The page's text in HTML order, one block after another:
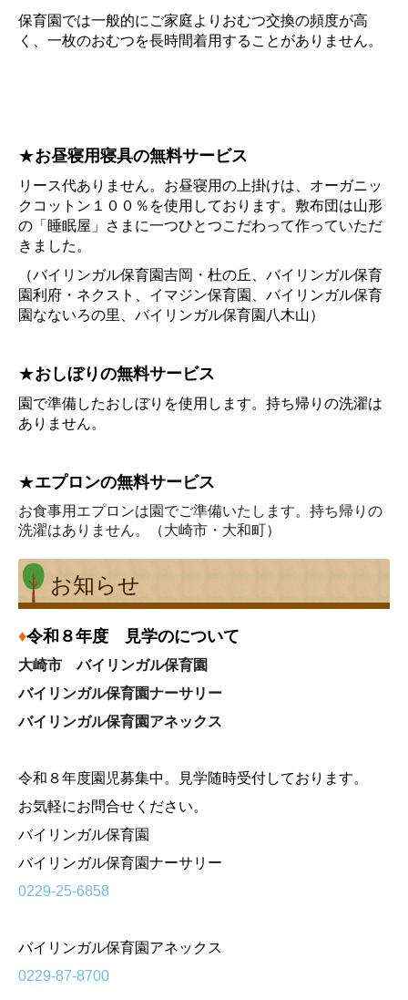
保育園では一般的にご家庭よりおむつ交換の頻度が高
く、一枚のおむつを長時間着用することがありません。
★お昼寝用寝具の無料サービス
リース代ありません。お昼寝用の上掛けは、オーガニッ
クコットン１００％を使用しております。敷布団は山形
の「睡眠屋」さまに一つひとつこだわって作っていただ
きました。
（バイリンガル保育園吉岡・杜の丘、バイリンガル保育
園利府・ネクスト、イマジン保育園、バイリンガル保育
園なないろの里、バイリンガル保育園八木山）
★おしぼりの無料サービス
園で準備したおしぼりを使用します。持ち帰りの洗濯は
ありません。
★エプロンの無料サービス
お食事用エプロンは園でご準備いたします。持ち帰りの
洗濯はありません。（大崎市・大和町）
お知らせ
♦令和８年度 見学のについて
大崎市 バイリンガル保育園
バイリンガル保育園ナーサリー
バイリンガル保育園アネックス
令和８年度園児募集中。見学随時受付しております。
お気軽にお問合せください。
バイリンガル保育園
バイリンガル保育園ナーサリー
0229-25-6858
バイリンガル保育園アネックス
0229-87-8700